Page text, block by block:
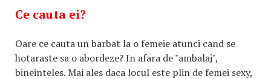
Ce cauta ei?
Oare ce cauta un barbat la o femeie atunci cand se
hotaraste sa o abordeze? In afara de "ambalaj",
bineinteles. Mai ales daca locul este plin de femei sexy,